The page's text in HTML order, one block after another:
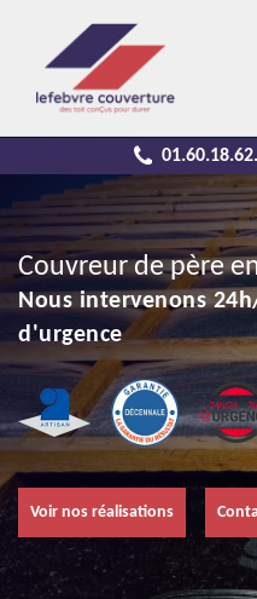
Couvreur de père
Nous intervenons
d'urgence
Voir nos réalisations